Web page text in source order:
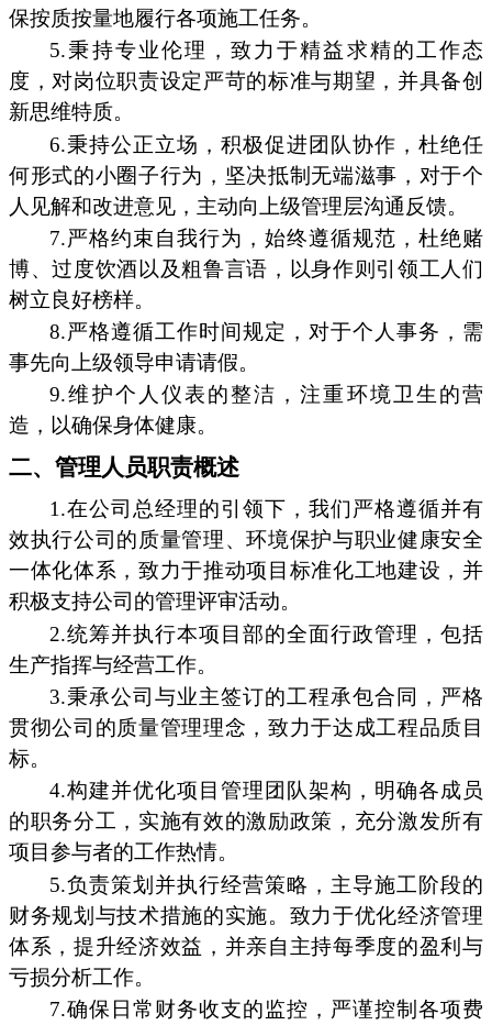
保按质按量地履行各项施工任务。
5.秉持专业伦理，致力于精益求精的工作态
度，对岗位职责设定严苛的标准与期望，并具备创
新思维特质。
6.秉持公正立场，积极促进团队协作，杜绝任
何形式的小圈子行为，坚决抵制无端滋事，对于个
人见解和改进意见，主动向上级管理层沟通反馈。
7.严格约束自我行为，始终遵循规范，杜绝赌
博、过度饮酒以及粗鲁言语，以身作则引领工人们
树立良好榜样。
8.严格遵循工作时间规定，对于个人事务，需
事先向上级领导申请请假。
9.维护个人仪表的整洁，注重环境卫生的营
造，以确保身体健康。
二、管理人员职责概述
1.在公司总经理的引领下，我们严格遵循并有
效执行公司的质量管理、环境保护与职业健康安全
一体化体系，致力于推动项目标准化工地建设，并
积极支持公司的管理评审活动。
2.统筹并执行本项目部的全面行政管理，包括
生产指挥与经营工作。
3.秉承公司与业主签订的工程承包合同，严格
贯彻公司的质量管理理念，致力于达成工程品质目
标。
4.构建并优化项目管理团队架构，明确各成员
的职务分工，实施有效的激励政策，充分激发所有
项目参与者的工作热情。
5.负责策划并执行经营策略，主导施工阶段的
财务规划与技术措施的实施。致力于优化经济管理
体系，提升经济效益，并亲自主持每季度的盈利与
亏损分析工作。
7.确保日常财务收支的监控，严谨控制各项费